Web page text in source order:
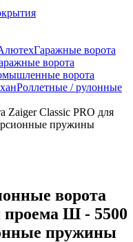
Гаражные ворота
ворота
ворота
Роллетные / рулонные
Classic PRO для
пружины
ворота
проема Ш - 5500
пружины